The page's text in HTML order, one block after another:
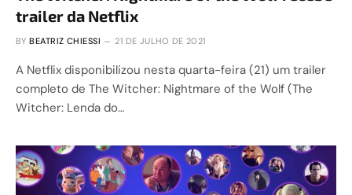
trailer da Netflix
BY BEATRIZ CHIESSI 21 DE JULHO DE 2021
A Netflix disponibilizou nesta quarta-feira (21) um trailer
completo de The Witcher: Nightmare of the Wolf (The
Witcher: Lenda do…